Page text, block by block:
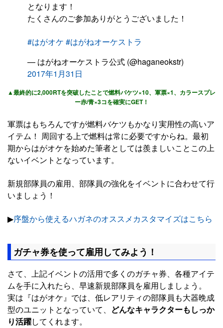
となります！
たくさんのご参加ありがとうございました！
#はがオケ #はがねオーケストラ
— はがねオーケストラ公式 (@haganeokstr)
2017年1月31日
▲最終的に2,000RTを突破したことで燃料バケツ×10、軍票×1、カラースプレ
ー赤/青×3コを確実にGET！
軍票はもちろんですが燃料バケツもかなり実用性の高いア
イテム！ 周回する上で燃料は常に必要ですからね。最初
期からはがオケを始めた筆者としては羨ましいことこの上
ないイベントとなっています。
新規部隊員の雇用、部隊員の強化をイベントに合わせて行
いましょう！
▶︎序盤から使えるハガネのオススメカスタマイズはこちら
ガチャ券を使って雇用してみよう！
さて、上記イベントの活用で多くのガチャ券、各種アイテ
ムを手に入れたら、早速新規部隊員を雇用しましょう。
実は『はがオケ』では、低レアリティの部隊員も大器晩成
型のユニットとなっていて、 どんなキャラクターもしっか
り活躍してくれます。